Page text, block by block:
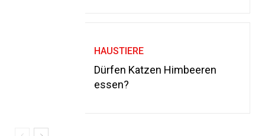
HAUSTIERE
Dürfen Katzen Himbeeren
essen?